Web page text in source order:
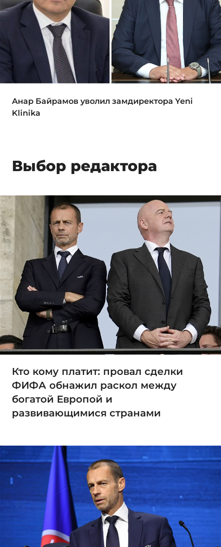
Анар Байрамов уволил замдиректора Yeni
Klinika
Выбор редактора
Кто кому платит: провал сделки
ФИФА обнажил раскол между
богатой Европой и
развивающимися странами